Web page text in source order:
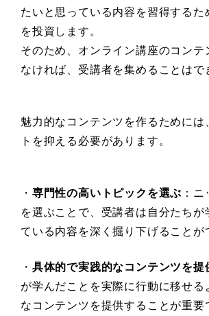
たいと思っている内容を習得するた
を投資します。
そのため、オンライン講座のコンテ
なければ、受講者を集めることはで
魅力的なコンテンツを作るためには
トを抑える必要があります。
・ 専門性の高いトピックを選ぶ ：
を選ぶことで、受講者は自分たちが
ている内容を深く掘り下げることが
・ 具体的で実践的なコンテンツを提
が学んだことを実際に行動に移せる
なコンテンツを提供することが重要